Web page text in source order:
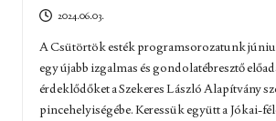
2024.06.03.
A Csütörtök esték programsorozatunk
egy újabb izgalmas és gondolatébresztő
érdeklődőket a Szekeres László Alapítvány
pincehelyiségébe. Keressük együtt a Jókai-